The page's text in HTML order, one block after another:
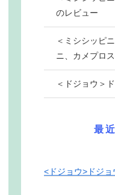
のレビュー
＜ミシシッピ
ニ、カメプロ
＜ドジョウ＞
最
<ドジョウ>ドジョ